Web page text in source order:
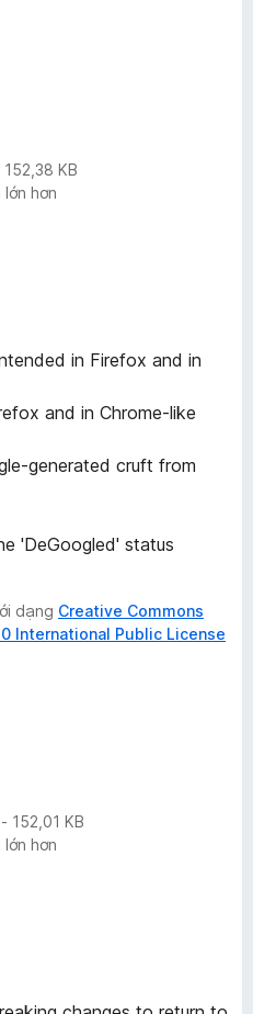
KB
hơn
in Firefox and in
and in Chrome-like
generated cruft from
'DeGoogled' status
dạng Creative Commons
International Public License
152,01 KB
hơn